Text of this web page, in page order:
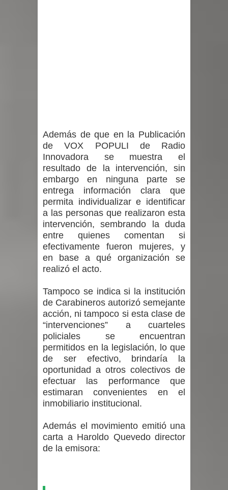
Además de que en la Publicación
de VOX POPULI de Radio
Innovadora se muestra el
resultado de la intervención, sin
embargo en ninguna parte se
entrega información clara que
permita individualizar e identificar
a las personas que realizaron esta
intervención, sembrando la duda
entre quienes comentan si
efectivamente fueron mujeres, y
en base a qué organización se
realizó el acto.
Tampoco se indica si la institución
de Carabineros autorizó semejante
acción, ni tampoco si esta clase de
“intervenciones” a cuarteles
policiales se encuentran
permitidos en la legislación, lo que
de ser efectivo, brindaría la
oportunidad a otros colectivos de
efectuar las performance que
estimaran convenientes en el
inmobiliario institucional.
Además el movimiento emitió una
carta a Haroldo Quevedo director
de la emisora: